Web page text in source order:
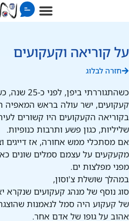
על קוריאה וקעקועים
חזרה לבלוג
כשהתגוררתי
קעקועים, ישר עולה בראש המאפיה
בקוריאה הקעקועים היו קשורים
שליליות, כגון פשע ותרבות כנופיות.
אם מסתכלי ממש אחורה, אז דייגים
מקעקעים על עצמם סמלים שונים
מפני מפלצות ים.
במהלך שושלת צ'וסון,
של קעקוע היה סמל לנאמנות
אהוב על גופו של אדם אחר.